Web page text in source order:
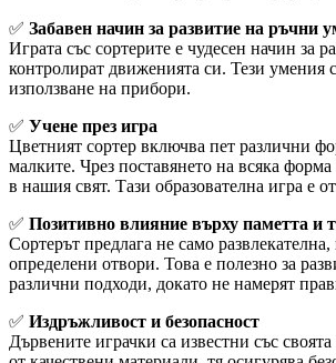
✅ Забавен начин за развитие на ръчни
Играта със сортерите е чудесен начин за
контролират движенията си. Тези умения
използване на прибори.
✅ Учене през игра
Цветният сортер включва пет различни
малките. Чрез поставянето на всяка
в нашия свят. Тази образователна игра е
✅ Позитивно влияние върху паметта и
Сортерът предлага не само
определени отвори. Това е полезно за
различни подходи, докато не намерят
✅ Издръжливост и безопасност
Дървените играчки са известни със